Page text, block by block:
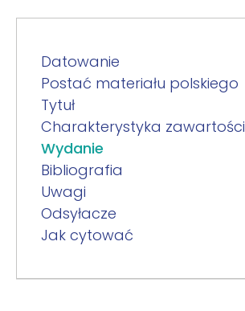
Datowanie
Postać materiału polskiego
Tytuł
Charakterystyka zawartości
Wydanie
Bibliografia
Uwagi
Odsyłacze
Jak cytować